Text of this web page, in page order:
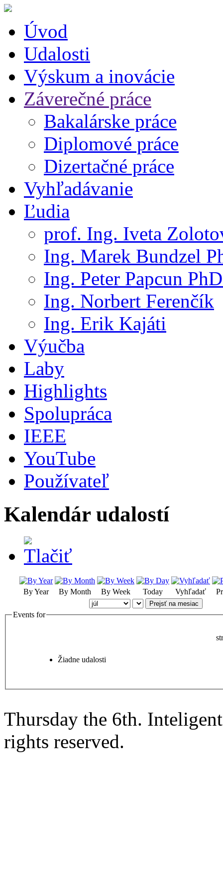
Úvod
Udalosti
Výskum a inovácie
Záverečné práce
Bakalárske práce
Diplomové práce
Dizertačné práce
Vyhľadávanie
Ľudia
prof. Ing. Iveta
Ing. Marek Bundzel
Ing. Peter Papcun
Ing. Norbert Ferenčík
Ing. Erik Kajáti
Výučba
Laby
Highlights
Spolupráca
IEEE
YouTube
Používateľ
Kalendár udalostí
By Year By Month By Week Today Vyhľadať
Prejsť na mesiac
Events for
Žiadne udalosti
Thursday the 6th.
rights reserved.